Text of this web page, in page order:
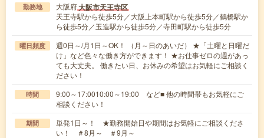
勤務地 大阪府大阪市天王寺区
天王寺駅から徒歩5分／大阪上本町駅から徒歩5分／鶴橋駅か
ら徒歩5分／玉造駅から徒歩5分／寺田町駅から徒歩5分
曜日頻度
週0日～/月1日～OK！ （月～日のあいだ） ★「土曜と日曜だ
け」など色々な働き方ができます！ ★お仕事ゼロの週があっ
ても大丈夫。 働きたい日、お休みの希望はお気軽にご相談く
ださい！
時間
9:00～17:0010:00～19:00 など■ 他の時間帯もお気軽にご
相談ください！
期間
単発1日～！ ★勤務開始日や期間はお気軽にご相談くださ
い！ ＃8月～ ＃9月～